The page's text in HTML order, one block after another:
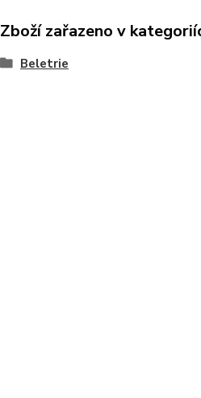
Zboží zařazeno v
Beletrie